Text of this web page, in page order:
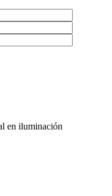
en iluminación